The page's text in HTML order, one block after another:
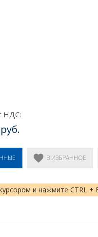
НДС:
В ИЗБРАННОЕ
и нажмите CTRL +